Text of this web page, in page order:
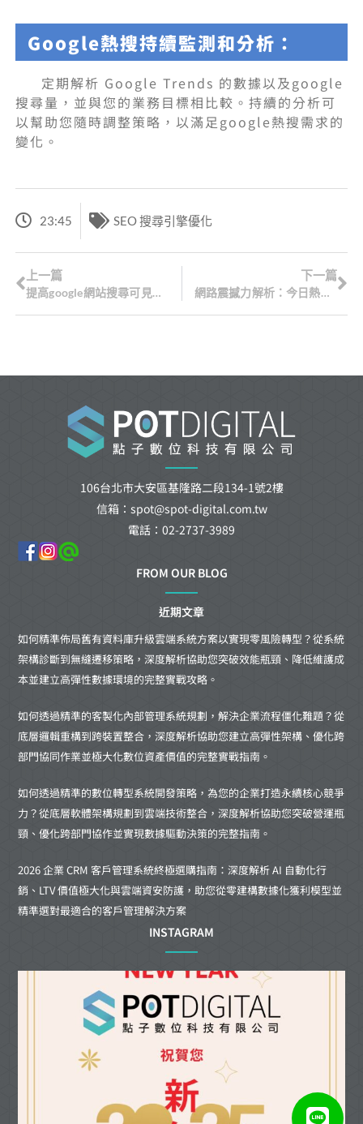
Google熱搜持續監測和分析：
定期解析 Google Trends 的數據以及google
搜尋量，並與您的業務目標相比較。持續的分析可
以幫助您隨時調整策略，以滿足google熱搜需求的
變化。
23:45 SEO 搜尋引擎優化
上一篇
提高google網站搜尋可見性的7個基本SEO策略
下一篇
網路震撼力解析：今日熱搜榜的崛起、運作與挑戰
106台北市大安區基隆路二段134-1號2樓
信箱：spot@spot-digital.com.tw
電話：02-2737-3989
FROM OUR BLOG
近期文章
如何精準佈局舊有資料庫升級雲端系統方案以實現零風險轉型？從系統
架構診斷到無縫遷移策略，深度解析協助您突破效能瓶頸、降低維護成
本並建立高彈性數據環境的完整實戰攻略。
如何透過精準的客製化內部管理系統規劃，解決企業流程僵化難題？從
底層邏輯重構到跨裝置整合，深度解析協助您建立高彈性架構、優化跨
部門協同作業並極大化數位資產價值的完整實戰指南。
如何透過精準的數位轉型系統開發策略，為您的企業打造永續核心競爭
力？從底層軟體架構規劃到雲端技術整合，深度解析協助您突破營運瓶
頸、優化跨部門協作並實現數據驅動決策的完整指南。
2026 企業 CRM 客戶管理系統終極選購指南：深度解析 AI 自動化行
銷、LTV 價值極大化與雲端資安防護，助您從零建構數據化獲利模型並
精準選對最適合的客戶管理解決方案
INSTAGRAM